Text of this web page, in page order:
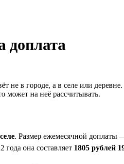
доплата
не в городе, а в селе или
может на неё рассчитывать.
. Размер ежемесячной доплаты
она составляет 1805 рублей